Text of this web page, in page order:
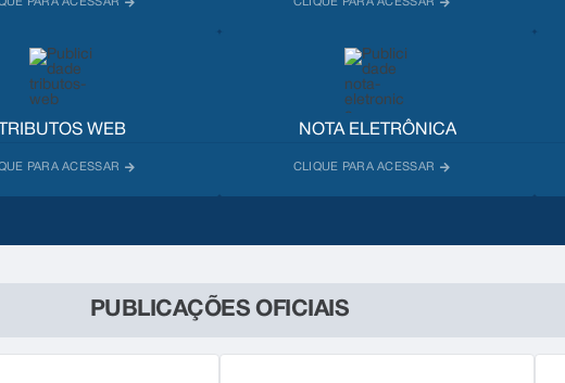
TRIBUTOS WEB NOTA ELETRÔNICA
PUBLICAÇÕES OFICIAIS